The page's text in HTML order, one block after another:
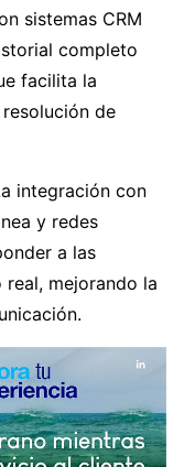
sistemas CRM
completo
facilita la
de
integración con
y redes
a las
mejorando la